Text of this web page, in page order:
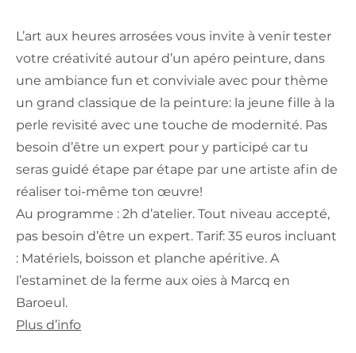
L’art aux heures arrosées vous invite à venir tester
votre créativité autour d’un apéro peinture, dans
une ambiance fun et conviviale avec pour thème
un grand classique de la peinture: la jeune fille à la
perle revisité avec une touche de modernité. Pas
besoin d’être un expert pour y participé car tu
seras guidé étape par étape par une artiste afin de
réaliser toi-même ton œuvre!
Au programme : 2h d’atelier. Tout niveau accepté,
pas besoin d’être un expert. Tarif: 35 euros incluant
: Matériels, boisson et planche apéritive. A
l’estaminet de la ferme aux oies à Marcq en
Baroeul.
Plus d’info